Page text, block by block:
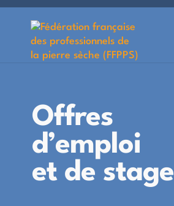
Offres
d’emploi
et de stage